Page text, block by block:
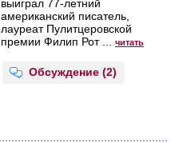
выиграл 77-летний
американский писатель,
лауреат Пулитцеровской
премии Филип Рот ...
читать
Обсуждение (2)